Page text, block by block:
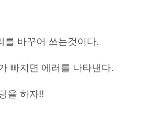
바꾸어 쓰는것이다.
빠지면 에러를 나타낸다.
을 하자!!